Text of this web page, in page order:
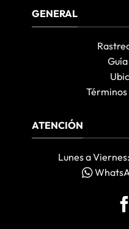
GENERAL
ATENCIÓN
Lunes a